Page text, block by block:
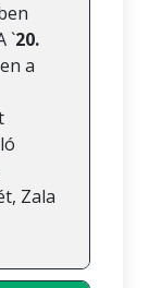
`20.
a
Zala